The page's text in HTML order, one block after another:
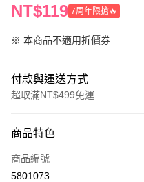
NT$119 7周年限搶🔥
※ 本商品不適用折價券
付款與運送方式
超取滿NT$499免運
信用卡一次付款
信用卡分期付款
商品特色
商品編號
5801073